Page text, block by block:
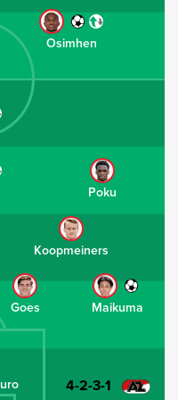
Osimhen
Maikuma
Goes
Koopmeiners
Poku
4-2-3-1